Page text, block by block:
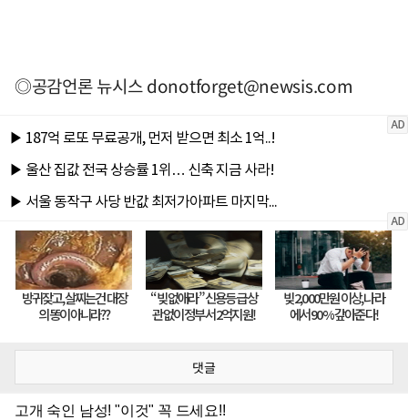
◎공감언론 뉴시스donotforget@newsis.com
댓글